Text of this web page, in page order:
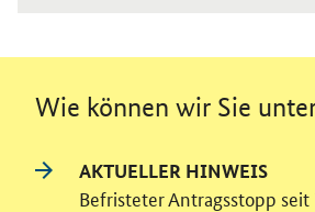
Wie können wir Sie
AKTUELLER HINWEIS
Befristeter Antragsstopp seit